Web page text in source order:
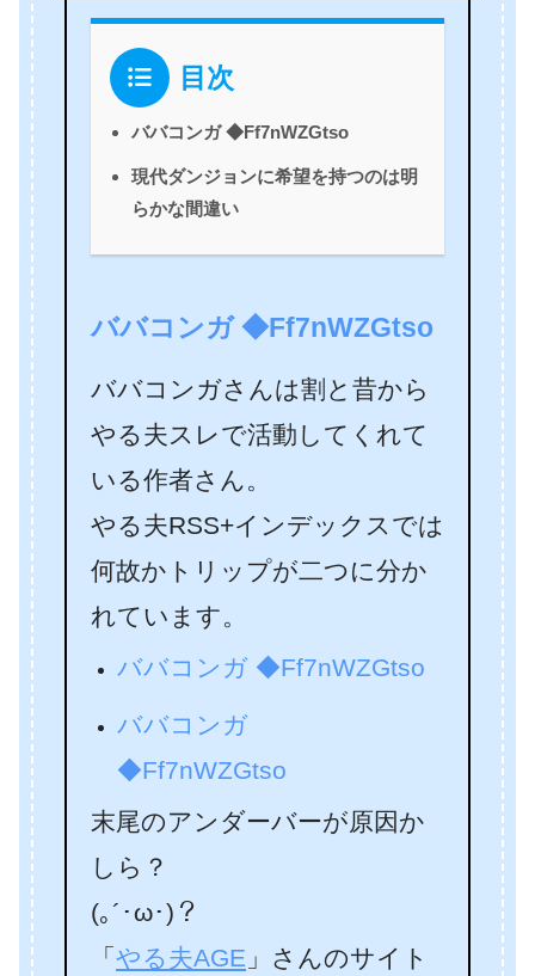
目次
ババコンガ ◆Ff7nWZGtso
現代ダンジョンに希望を持つのは明
らかな間違い
ババコンガ ◆Ff7nWZGtso
ババコンガさんは割と昔から
やる夫スレで活動してくれて
いる作者さん。
やる夫RSS+インデックスでは
何故かトリップが二つに分か
れています。
ババコンガ ◆Ff7nWZGtso
ババコンガ
◆Ff7nWZGtso
末尾のアンダーバーが原因か
しら？
(｡´･ω･)？
「 やる夫AGE 」さんのサイト